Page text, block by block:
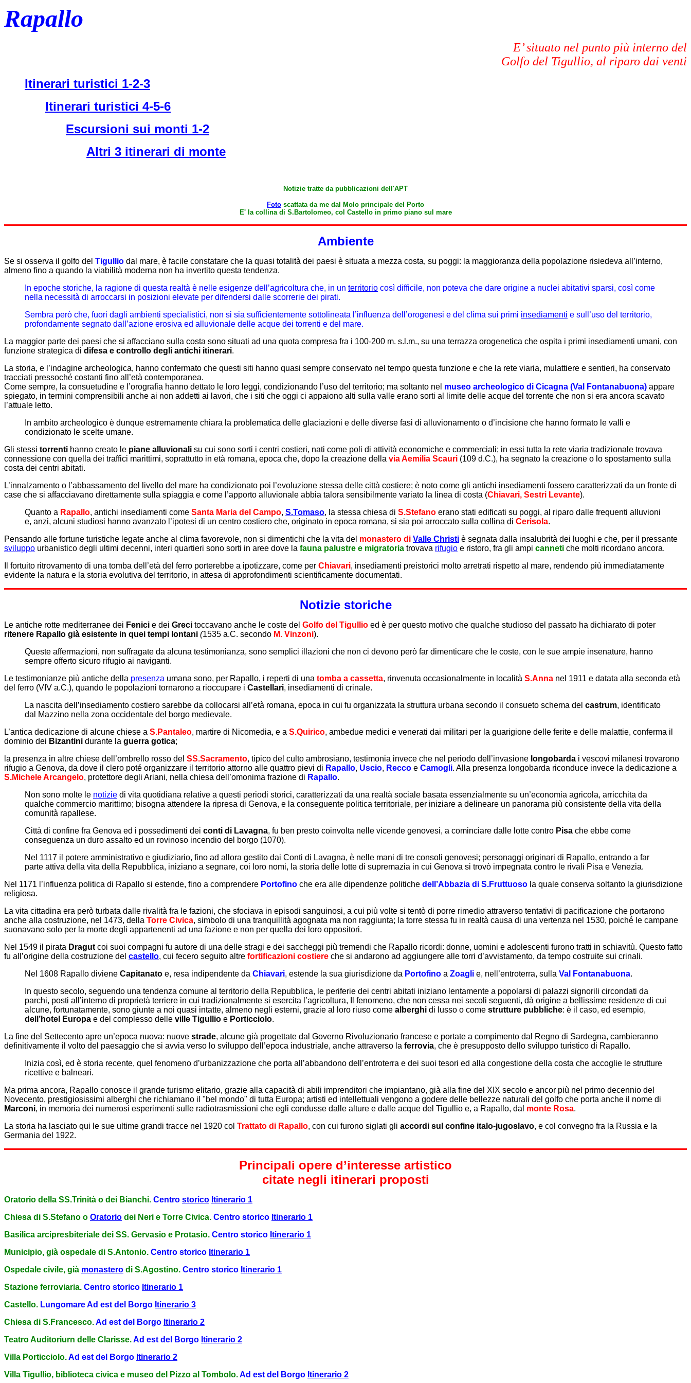
Rapallo
E’ situato nel punto più interno del
Golfo del Tigullio, al riparo dai venti
Itinerari turistici 1-2-3
Itinerari turistici 4-5-6
Escursioni sui monti 1-2
Altri 3 itinerari di monte
Notizie tratte da pubblicazioni dell'APT
Foto scattata da me dal Molo principale del Porto
E' la collina di S.Bartolomeo, col Castello in primo piano sul mare
Ambiente
Se si osserva il golfo del Tigullio dal mare, è facile constatare che la quasi totalità dei paesi è situata a mezza costa, su poggi: la maggioranza della popolazione risiedeva all’interno,
almeno fino a quando la viabilità moderna non ha invertito questa tendenza.
In epoche storiche, la ragione di questa realtà è nelle esigenze dell’agricoltura che, in un territorio così difficile, non poteva che dare origine a nuclei abitativi sparsi, così come
nella necessità di arroccarsi in posizioni elevate per difendersi dalle scorrerie dei pirati.
Sembra però che, fuori dagli ambienti specialistici, non si sia sufficientemente sottolineata l’influenza dell’orogenesi e del clima sui primi insediamenti e sull’uso del territorio,
profondamente segnato dall’azione erosiva ed alluvionale delle acque dei torrenti e del mare.
La maggior parte dei paesi che si affacciano sulla costa sono situati ad una quota compresa fra i 100-200 m. s.l.m., su una terrazza orogenetica che ospita i primi insediamenti umani, con
funzione strategica di difesa e controllo degli antichi itinerari.
La storia, e l’indagine archeologica, hanno confermato che questi siti hanno quasi sempre conservato nel tempo questa funzione e che la rete viaria, mulattiere e sentieri, ha conservato
tracciati pressoché costanti fino all’età contemporanea.
Come sempre, la consuetudine e l’orografia hanno dettato le loro leggi, condizionando l’uso del territorio; ma soltanto nel museo archeologico di Cicagna (Val Fontanabuona) appare
spiegato, in termini comprensibili anche ai non addetti ai lavori, che i siti che oggi ci appaiono alti sulla valle erano sorti al limite delle acque del torrente che non si era ancora scavato
l’attuale letto.
In ambito archeologico è dunque estremamente chiara la problematica delle glaciazioni e delle diverse fasi di alluvionamento o d’incisione che hanno formato le valli e
condizionato le scelte umane.
Gli stessi torrenti hanno creato le piane alluvionali su cui sono sorti i centri costieri, nati come poli di attività economiche e commerciali; in essi tutta la rete viaria tradizionale trovava
connessione con quella dei traffici marittimi, soprattutto in età romana, epoca che, dopo la creazione della via Aemilia Scauri (109 d.C.), ha segnato la creazione o lo spostamento sulla
costa dei centri abitati.
L’innalzamento o l’abbassamento del livello del mare ha condizionato poi l’evoluzione stessa delle città costiere; è noto come gli antichi insediamenti fossero caratterizzati da un fronte di
case che si affacciavano direttamente sulla spiaggia e come l’apporto alluvionale abbia talora sensibilmente variato la linea di costa (Chiavari, Sestri Levante).
Quanto a Rapallo, antichi insediamenti come Santa Maria del Campo, S.Tomaso, la stessa chiesa di S.Stefano erano stati edificati su poggi, al riparo dalle frequenti alluvioni
e, anzi, alcuni studiosi hanno avanzato l’ipotesi di un centro costiero che, originato in epoca romana, si sia poi arroccato sulla collina di Cerisola.
Pensando alle fortune turistiche legate anche al clima favorevole, non si dimentichi che la vita del monastero di Valle Christi è segnata dalla insalubrità dei luoghi e che, per il pressante
sviluppo urbanistico degli ultimi decenni, interi quartieri sono sorti in aree dove la fauna palustre e migratoria trovava rifugio e ristoro, fra gli ampi canneti che molti ricordano ancora.
Il fortuito ritrovamento di una tomba dell’età del ferro porterebbe a ipotizzare, come per Chiavari, insediamenti preistorici molto arretrati rispetto al mare, rendendo più immediatamente
evidente la natura e la storia evolutiva del territorio, in attesa di approfondimenti scientificamente documentati.
Notizie storiche
Le antiche rotte mediterranee dei Fenici e dei Greci toccavano anche le coste del Golfo del Tigullio ed è per questo motivo che qualche studioso del passato ha dichiarato di poter
ritenere Rapallo già esistente in quei tempi lontani (1535 a.C. secondo M. Vinzoni).
Queste affermazioni, non suffragate da alcuna testimonianza, sono semplici illazioni che non ci devono però far dimenticare che le coste, con le sue ampie insenature, hanno
sempre offerto sicuro rifugio ai naviganti.
Le testimonianze più antiche della presenza umana sono, per Rapallo, i reperti di una tomba a cassetta, rinvenuta occasionalmente in località S.Anna nel 1911 e datata alla seconda età
del ferro (VIV a.C.), quando le popolazioni tornarono a rioccupare i Castellari, insediamenti di crinale.
La nascita dell’insediamento costiero sarebbe da collocarsi all’età romana, epoca in cui fu organizzata la struttura urbana secondo il consueto schema del castrum, identificato
dal Mazzino nella zona occidentale del borgo medievale.
L’antica dedicazione di alcune chiese a S.Pantaleo, martire di Nicomedia, e a S.Quirico, ambedue medici e venerati dai militari per la guarigione delle ferite e delle malattie, conferma il
dominio dei Bizantini durante la guerra gotica;
la presenza in altre chiese dell’ombrello rosso del SS.Sacramento, tipico del culto ambrosiano, testimonia invece che nel periodo dell’invasione longobarda i vescovi milanesi trovarono
rifugio a Genova, da dove il clero poté organizzare il territorio attorno alle quattro pievi di Rapallo, Uscio, Recco e Camogli. Alla presenza longobarda riconduce invece la dedicazione a
S.Michele Arcangelo, protettore degli Ariani, nella chiesa dell’omonima frazione di Rapallo.
Non sono molte le notizie di vita quotidiana relative a questi periodi storici, caratterizzati da una realtà sociale basata essenzialmente su un’economia agricola, arricchita da
qualche commercio marittimo; bisogna attendere la ripresa di Genova, e la conseguente politica territoriale, per iniziare a delineare un panorama più consistente della vita della
comunità rapallese.
Città di confine fra Genova ed i possedimenti dei conti di Lavagna, fu ben presto coinvolta nelle vicende genovesi, a cominciare dalle lotte contro Pisa che ebbe come
conseguenza un duro assalto ed un rovinoso incendio del borgo (1070).
Nel 1117 il potere amministrativo e giudiziario, fino ad allora gestito dai Conti di Lavagna, è nelle mani di tre consoli genovesi; personaggi originari di Rapallo, entrando a far
parte attiva della vita della Repubblica, iniziano a segnare, coi loro nomi, la storia delle lotte di supremazia in cui Genova si trovò impegnata contro le rivali Pisa e Venezia.
Nel 1171 l’influenza politica di Rapallo si estende, fino a comprendere Portofino che era alle dipendenze politiche dell’Abbazia di S.Fruttuoso la quale conserva soltanto la giurisdizione
religiosa.
La vita cittadina era però turbata dalle rivalità fra le fazioni, che sfociava in episodi sanguinosi, a cui più volte si tentò di porre rimedio attraverso tentativi di pacificazione che portarono
anche alla costruzione, nel 1473, della Torre Civica, simbolo di una tranquillità agognata ma non raggiunta; la torre stessa fu in realtà causa di una vertenza nel 1530, poiché le campane
suonavano solo per la morte degli appartenenti ad una fazione e non per quella dei loro oppositori.
Nel 1549 il pirata Dragut coi suoi compagni fu autore di una delle stragi e dei saccheggi più tremendi che Rapallo ricordi: donne, uomini e adolescenti furono tratti in schiavitù. Questo fatto
fu all’origine della costruzione del castello, cui fecero seguito altre fortificazioni costiere che si andarono ad aggiungere alle torri d’avvistamento, da tempo costruite sui crinali.
Nel 1608 Rapallo diviene Capitanato e, resa indipendente da Chiavari, estende la sua giurisdizione da Portofino a Zoagli e, nell’entroterra, sulla Val Fontanabuona.
In questo secolo, seguendo una tendenza comune al territorio della Repubblica, le periferie dei centri abitati iniziano lentamente a popolarsi di palazzi signorili circondati da
parchi, posti all’interno di proprietà terriere in cui tradizionalmente si esercita l’agricoltura, Il fenomeno, che non cessa nei secoli seguenti, dà origine a bellissime residenze di cui
alcune, fortunatamente, sono giunte a noi quasi intatte, almeno negli esterni, grazie al loro riuso come alberghi di lusso o come strutture pubbliche: è il caso, ed esempio,
dell’hotel Europa e del complesso delle ville Tigullio e Porticciolo.
La fine del Settecento apre un’epoca nuova: nuove strade, alcune già progettate dal Governo Rivoluzionario francese e portate a compimento dal Regno di Sardegna, cambieranno
definitivamente il volto del paesaggio che si avvia verso lo sviluppo dell’epoca industriale, anche attraverso la ferrovia, che è presupposto dello sviluppo turistico di Rapallo.
Inizia così, ed è storia recente, quel fenomeno d’urbanizzazione che porta all’abbandono dell’entroterra e dei suoi tesori ed alla congestione della costa che accoglie le strutture
ricettive e balneari.
Ma prima ancora, Rapallo conosce il grande turismo elitario, grazie alla capacità di abili imprenditori che impiantano, già alla fine del XIX secolo e ancor più nel primo decennio del
Novecento, prestigiosissimi alberghi che richiamano il "bel mondo" di tutta Europa; artisti ed intellettuali vengono a godere delle bellezze naturali del golfo che porta anche il nome di
Marconi, in memoria dei numerosi esperimenti sulle radiotrasmissioni che egli condusse dalle alture e dalle acque del Tigullio e, a Rapallo, dal monte Rosa.
La storia ha lasciato qui le sue ultime grandi tracce neI 1920 col Trattato di Rapallo, con cui furono siglati gli accordi sul confine italo-jugoslavo, e col convegno fra la Russia e la
Germania del 1922.
Principali opere d’interesse artistico
citate negli itinerari proposti
Oratorio della SS.Trinità o dei Bianchi. Centro storico Itinerario 1
Chiesa di S.Stefano o Oratorio dei Neri e Torre Civica. Centro storico Itinerario 1
Basilica arcipresbiteriale dei SS. Gervasio e Protasio. Centro storico Itinerario 1
Municipio, già ospedale di S.Antonio. Centro storico Itinerario 1
Ospedale civile, già monastero di S.Agostino. Centro storico Itinerario 1
Stazione ferroviaria. Centro storico Itinerario 1
Castello. LungomareAd est del Borgo Itinerario 3
Chiesa di S.Francesco.Ad est del Borgo Itinerario 2
Teatro Auditoriurn delle Clarisse.Ad est del Borgo Itinerario 2
Villa Porticciolo.Ad est del Borgo Itinerario 2
Villa Tigullio, biblioteca civica e museo del Pizzo al Tombolo.Ad est del Borgo Itinerario 2